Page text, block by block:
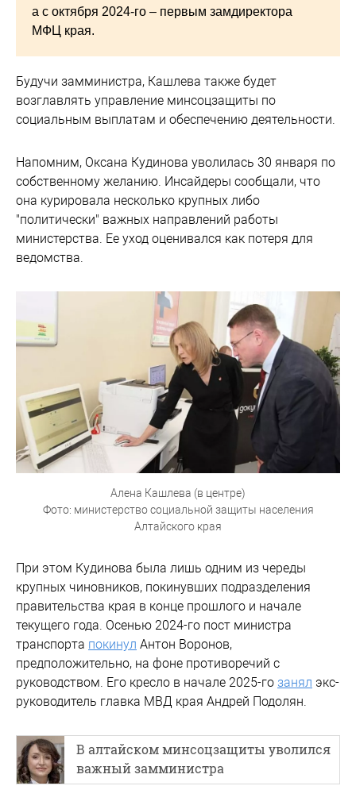
а с октября 2024-го – первым замдиректора
МФЦ края.
Будучи замминистра, Кашлева также будет
возглавлять управление минсоцзащиты по
социальным выплатам и обеспечению деятельности.
Напомним, Оксана Кудинова уволилась 30 января по
собственному желанию. Инсайдеры сообщали, что
она курировала несколько крупных либо
"политически" важных направлений работы
министерства. Ее уход оценивался как потеря для
ведомства.
Алена Кашлева (в центре)
Фото: министерство социальной защиты населения
Алтайского края
При этом Кудинова была лишь одним из череды
крупных чиновников, покинувших подразделения
правительства края в конце прошлого и начале
текущего года. Осенью 2024-го пост министра
транспорта покинул Антон Воронов,
предположительно, на фоне противоречий с
руководством. Его кресло в начале 2025-го занял экс-
руководитель главка МВД края Андрей Подолян.
В алтайском минсоцзащиты уволился
важный замминистра